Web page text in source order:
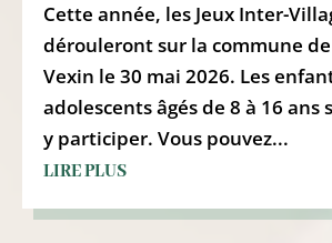
Cette année, les Jeux Inter-
dérouleront sur la commune
Vexin le 30 mai 2026. Les
adolescents âgés de 8 à 16 ans
y participer. Vous pouvez...
LIRE PLUS